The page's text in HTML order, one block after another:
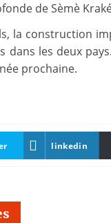
de Sèmè
la construction
dans les deux
prochaine.
linkedin